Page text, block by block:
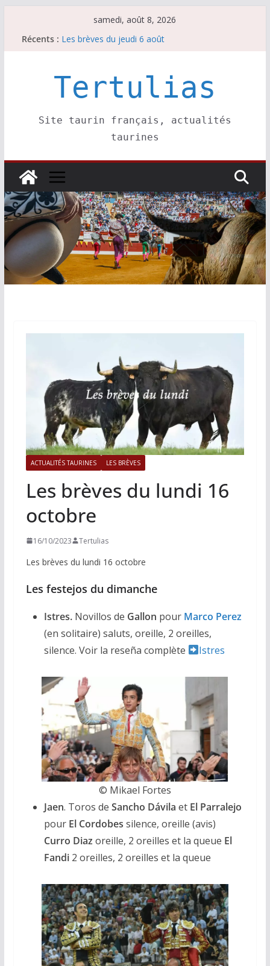
samedi, août 8, 2026
Récents : Les brèves du jeudi 6 août
Escalafón 2026 – matadors de toros-
Tertulias
Site taurin français, actualités
taurines
ACTUALITÉS TAURINES LES BRÈVES
Les brèves du lundi 16
octobre
16/10/2023 Tertulias
Les brèves du lundi 16 octobre
Les festejos du dimanche
Istres.Novillos de Gallon pour Marco Perez
(en solitaire) saluts, oreille, 2 oreilles,
silence. Voir la reseña complète
Istres
© Mikael Fortes
Jaen. Toros de Sancho Dávila et El Parralejo
pour El Cordobes silence, oreille (avis)
Curro Diaz oreille, 2 oreilles et la queue El
Fandi2 oreilles, 2 oreilles et la queue